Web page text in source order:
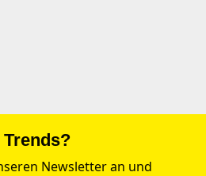
Newsletter an und